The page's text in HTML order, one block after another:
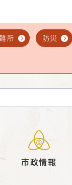
所 防災
市政情報